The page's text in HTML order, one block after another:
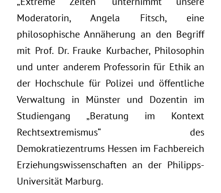
Moderatorin, Angela Fitsch, eine
philosophische Annäherung an den Begriff
mit Prof. Dr. Frauke Kurbacher, Philosophin
und unter anderem Professorin für Ethik an
der Hochschule für Polizei und öffentliche
Verwaltung in Münster und Dozentin im
Studiengang „Beratung im Kontext
Rechtsextremismus“ des
Demokratiezentrums Hessen im Fachbereich
Erziehungswissenschaften an der Philipps-
Universität Marburg.